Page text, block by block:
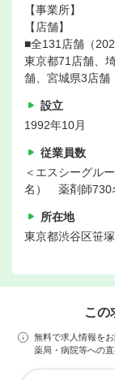
【事業所】
【店舗】
■全131店舗（
東京都71店舗、
舗、宮城県3店舗
設立
1992年10月
従業員数
＜エスシーグル
名） 薬剤師
所在地
東京都渋谷区笹
この
無料で求人情報を
薬局・病院等への